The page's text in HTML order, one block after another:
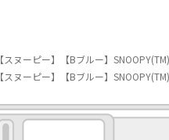
【スヌーピー】【Bブルー】
【スヌーピー】【Bブルー】